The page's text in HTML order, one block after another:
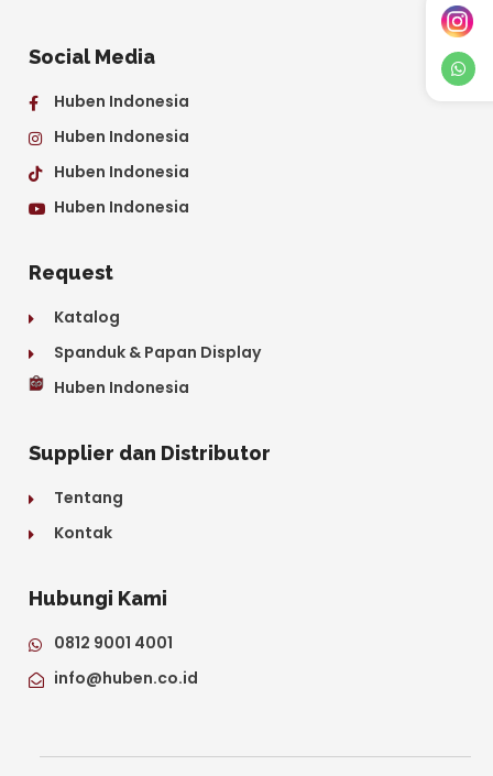
Social Media
Huben Indonesia
Huben Indonesia
Huben Indonesia
Huben Indonesia
Request
Katalog
Spanduk & Papan Display
Huben Indonesia
Supplier dan Distributor
Tentang
Kontak
Hubungi Kami
0812 9001 4001
info@huben.co.id